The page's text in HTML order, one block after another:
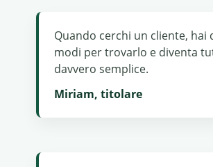
Quando cerchi un cliente, hai
modi per trovarlo e diventa
davvero semplice.
Miriam, titolare